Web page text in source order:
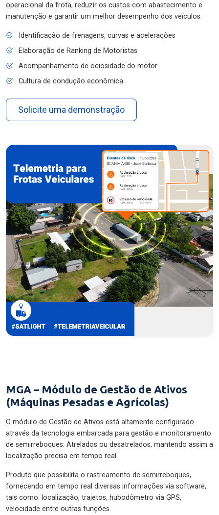
operacional da frota, reduzir os custos com abastecimento e
manutenção e garantir um melhor desempenho dos veículos.
Identificação de frenagens, curvas e acelerações
Elaboração de Ranking de Motoristas
Acompanhamento de ociosidade do motor
Cultura de condução econômica
Solicite uma demonstração
MGA – Módulo de Gestão de Ativos
(Máquinas Pesadas e Agrícolas)
O módulo de Gestão de Ativos está altamente configurado
através da tecnologia embarcada para gestão e monitoramento
de semirreboques: Atrelados ou desatrelados, mantendo assim a
localização precisa em tempo real.
Produto que possibilita o rastreamento de semirreboques,
fornecendo em tempo real diversas informações via software,
tais como: localização, trajetos, hubodômetro via GPS,
velocidade entre outras funções.